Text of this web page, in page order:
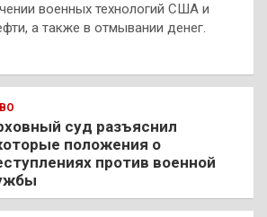
военных технологий США и
а также в отмывании денег.
суд разъяснил
положения о
против военной